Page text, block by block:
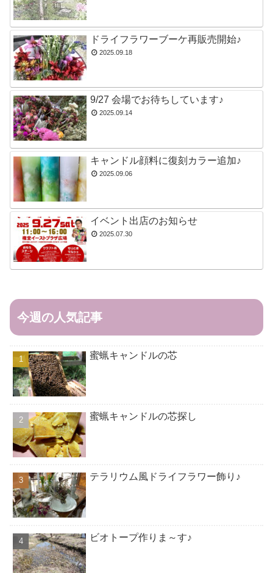
ドライフラワーブーケ再販売開始♪
2025.09.18
9/27 会場でお待ちしています♪
2025.09.14
キャンドル顔料に復刻カラー追加♪
2025.09.06
イベント出店のお知らせ
2025.07.30
今週の人気記事
蜜蝋キャンドルの芯
蜜蝋キャンドルの芯探し
テラリウム風ドライフラワー飾り♪
ビオトープ作りま～す♪